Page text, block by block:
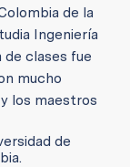
de la
Ingeniería
de clases fue
mucho
los maestros
de